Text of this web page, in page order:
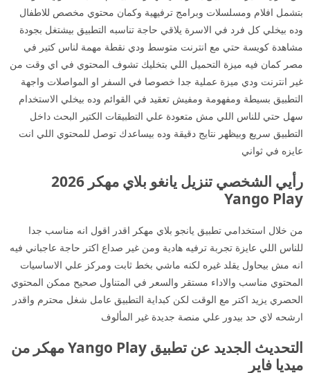
بتشمل افلام ومسلسلات وبرامج ترفيهية وكمان محتوي مخصص للاطفال
وده بيخلي كل فرد في الاسرة يلاقي حاجة تناسبه التطبيق بيشتغل بجودة
مشاهدة كويسة حتي مع انترنت متوسط ودي نقطة مهمة لناس كتير في
مصر كمان فيه ميزة التحميل اللي بتخليك تشوف المحتوي في اي وقت من
غير انترنت ودي ميزة عملية جدا خصوصا في السفر او المواصلات واجهة
التطبيق بسيطة ومفهومة ومفيش تعقيد في القوائم وده بيخلي الاستخدام
سهل حتي للناس اللي مش متعودة علي التطبيقات الكتير البحث داخل
التطبيق سريع وبيظهر نتايج دقيقة وده بيساعدك توصل للمحتوي اللي انت
عايزه في ثواني
رأيي الشخصي تنزيل يانغو بلاي مهكر 2026
Yango Play
من خلال استخدامي تطبيق يانجو بلاي مهكر اقدر اقول انه مناسب جدا
للناس اللي عايزة تجربة ترفيه هادية ومن غير صداع اكتر حاجة عاجباني فيه
انه مش بيحاول يقلد غيره لكنه ماشي بخط ثابت ومركز علي الاساسيات
المحتوي مناسب والاداء مستقر والسعر في المتناول صحيح ممكن المحتوي
الحصري يزيد اكتر مع الوقت لكن كبداية التطبيق عامل شغل محترم واقدر
ارشحه لاي حد بيدور علي منصة جديدة غير المألوف
التحديث الجديد عن تطبيق Yango Play مهكر من
ميديا فاير